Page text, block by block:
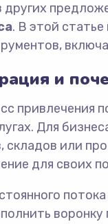
других
. В этой
и
привлечения
Для
складов или
для своих